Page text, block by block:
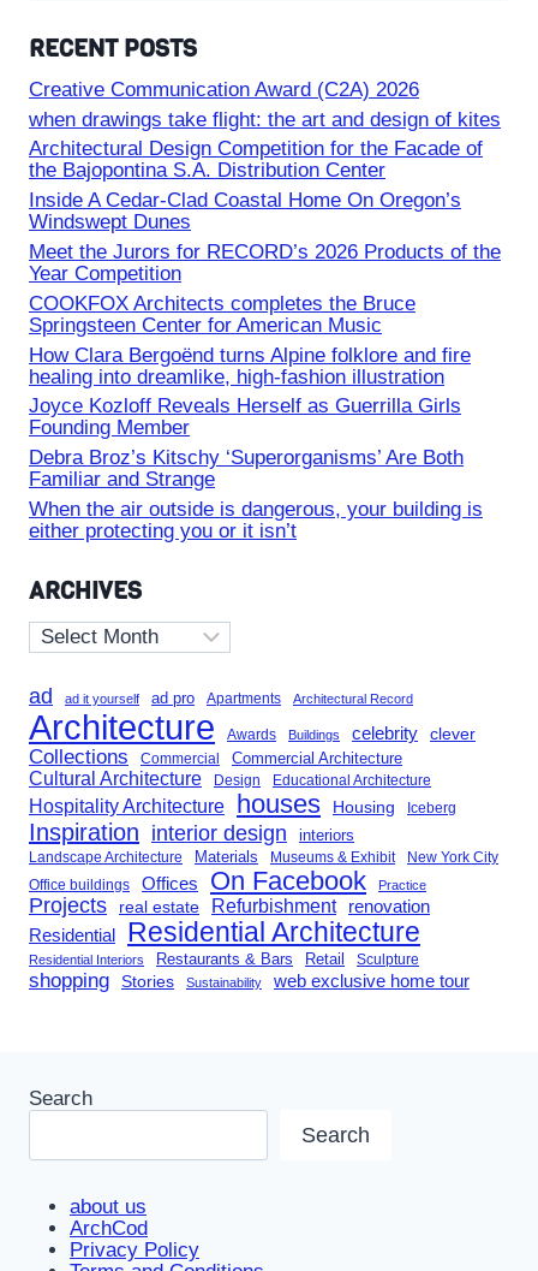
RECENT POSTS
Creative Communication Award (C2A) 2026
when drawings take flight: the art and design of kites
Architectural Design Competition for the Facade of
the Bajopontina S.A. Distribution Center
Inside A Cedar-Clad Coastal Home On Oregon’s
Windswept Dunes
Meet the Jurors for RECORD’s 2026 Products of the
Year Competition
COOKFOX Architects completes the Bruce
Springsteen Center for American Music
How Clara Bergoënd turns Alpine folklore and fire
healing into dreamlike, high-fashion illustration
Joyce Kozloff Reveals Herself as Guerrilla Girls
Founding Member
Debra Broz’s Kitschy ‘Superorganisms’ Are Both
Familiar and Strange
When the air outside is dangerous, your building is
either protecting you or it isn’t
ARCHIVES
Archives
ad ad it yourself ad pro Apartments Architectural Record
Architecture Awards Buildings celebrity clever
Collections Commercial Commercial Architecture
Cultural Architecture Design Educational Architecture
Hospitality Architecture houses Housing Iceberg
Inspiration interior design interiors
Landscape Architecture Materials Museums & Exhibit New York City
Office buildings Offices On Facebook Practice
Projects real estate Refurbishment renovation
Residential Residential Architecture
Residential Interiors Restaurants & Bars Retail Sculpture
shopping Stories Sustainability web exclusive home tour
Search
Search
about us
ArchCod
Privacy Policy